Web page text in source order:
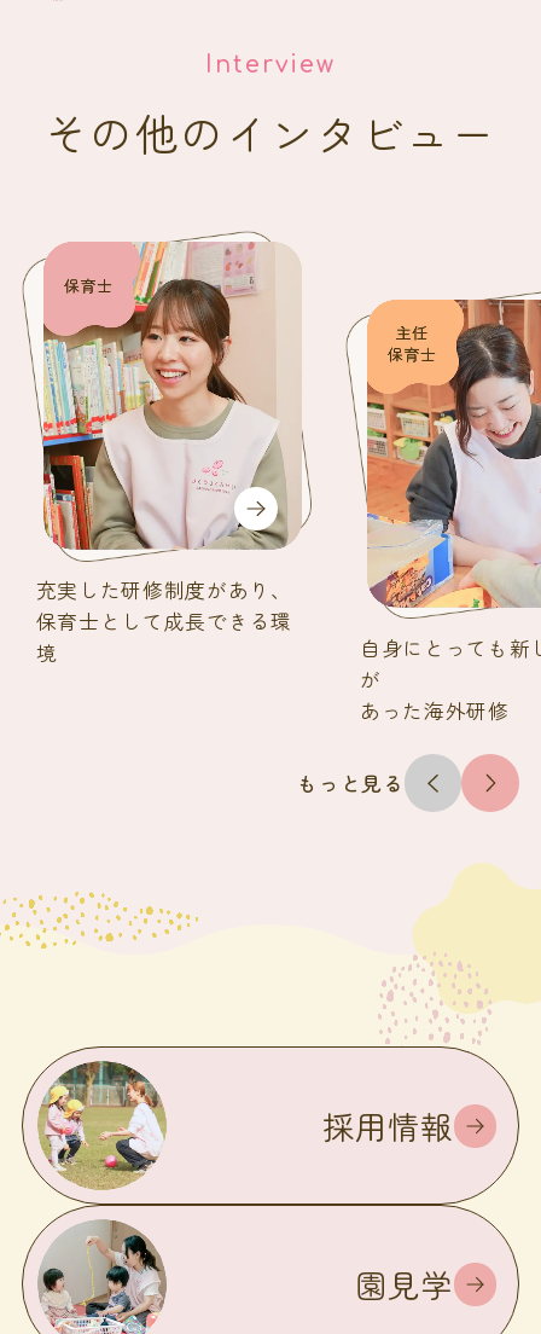
Interview
その他のインタビュー
充実した研修制度があり、
保育士として成長できる環
境
自身にとっても新
が
あった海外研修
もっと見る
採用情報
園見学